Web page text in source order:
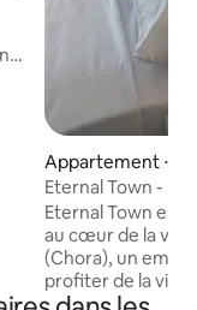
Appartement ⋅
Eternal Town -
(centre-ville de
Eternal Town est
au cœur de la
(Chora), un
profiter de la ville
célèbres